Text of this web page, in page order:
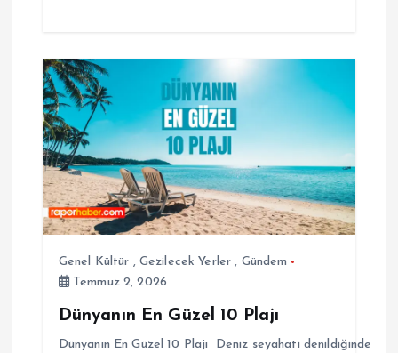
Genel Kültür , Gezilecek Yerler , Gündem
Temmuz 2, 2026
Dünyanın En Güzel 10 Plajı
Dünyanın En Güzel 10 Plajı Deniz seyahati denildiğinde